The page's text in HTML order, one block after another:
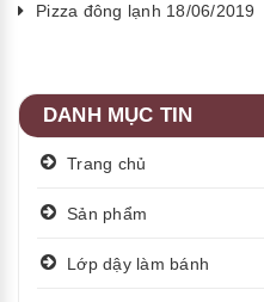
Pizza đông lạnh 18/06/2019
DANH MỤC TIN
Trang chủ
Sản phẩm
Lớp dậy làm bánh